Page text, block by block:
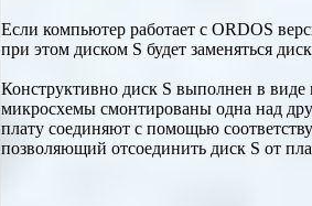
Если компьютер работает с ORDOS
при этом диском S будет заменяться
Конструктивно диск S выполнен в
микросхемы смонтированы одна над
плату соединяют с помощью
позволяющий отсоединить диск S от